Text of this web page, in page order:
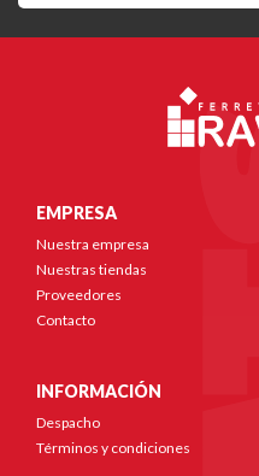
EMPRESA
Nuestra empresa
Nuestras tiendas
Proveedores
Contacto
INFORMACIÓN
Despacho
Términos y condiciones